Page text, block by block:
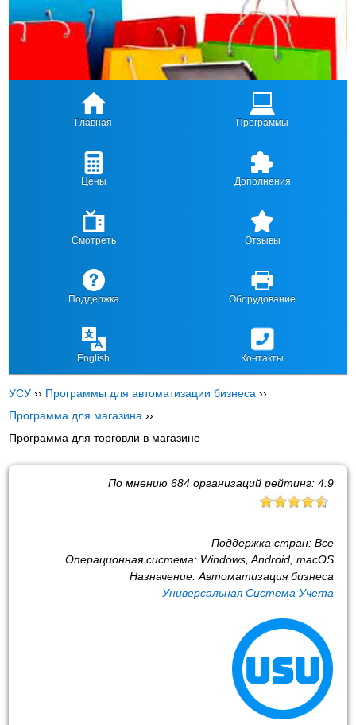
Главная Программы
Цены Дополнения
Смотреть Отзывы
Поддержка Оборудование
English Контакты
УСУ ›› Программы для автоматизации бизнеса ››
Программа для магазина ››
Программа для торговли в магазине
По мнению 684организаций рейтинг: 4.9
Поддержка стран: Все
Операционная система: Windows, Android, macOS
Назначение: Автоматизация бизнеса
Универсальная Система Учета